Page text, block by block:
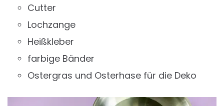
Cutter
Lochzange
Heißkleber
farbige Bänder
Ostergras und Osterhase für die Deko